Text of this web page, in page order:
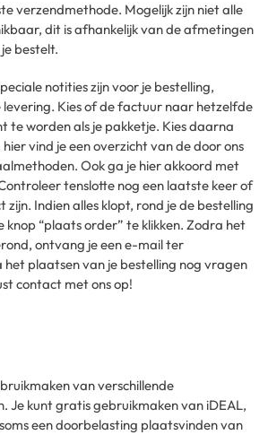
verzendmethode. Mogelijk zijn niet alle
dit is afhankelijk van de afmetingen
bestelt.
notities zijn voor je bestelling,
Kies of de factuur naar hetzelfde
te worden als je pakketje. Kies daarna
vind je een overzicht van de door ons
Ook ga je hier akkoord met
tenslotte nog een laatste keer of
zijn. Indien alles klopt, rond je de bestelling
“plaats order” te klikken. Zodra het
ontvang je een e-mail ter
het plaatsen van je bestelling nog vragen
contact met ons op!
van verschillende
Je kunt gratis gebruikmaken van iDEAL,
een doorbelasting plaatsvinden van